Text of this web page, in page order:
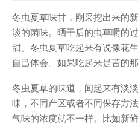
冬虫夏草味甘，刚采挖出来的
淡的菌味。晒干后的虫草嚼的
甜。冬虫夏草吃起来有说像花
自己体会。如果吃起来是苦的
冬虫夏草的味道，闻起来有淡
味，不同产区或者不同保存方
气味的浓度就不一样。比如新